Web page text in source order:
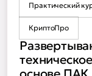
Практический
КриптоПро